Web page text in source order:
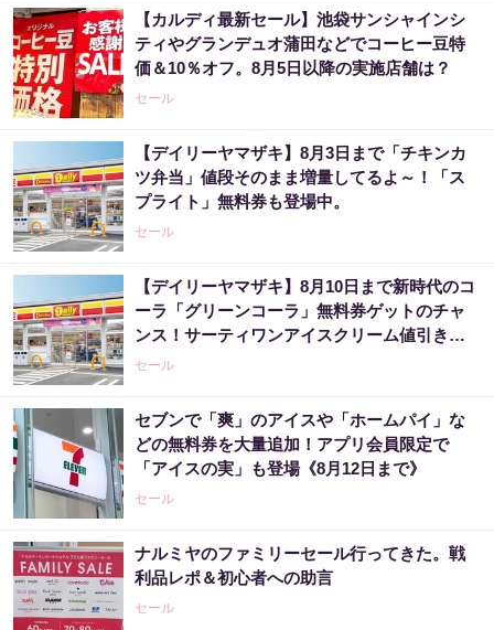
【カルディ最新セール】池袋サンシャインシ
ティやグランデュオ蒲田などでコーヒー豆特
価＆10％オフ。8月5日以降の実施店舗は？
セール
【デイリーヤマザキ】8月3日まで「チキンカ
ツ弁当」値段そのまま増量してるよ～！「ス
プライト」無料券も登場中。
セール
【デイリーヤマザキ】8月10日まで新時代のコ
ーラ「グリーンコーラ」無料券ゲットのチャ
ンス！サーティワンアイスクリーム値引きな
どお得企画も目白押し。
セール
セブンで「爽」のアイスや「ホームパイ」な
どの無料券を大量追加！アプリ会員限定で
「アイスの実」も登場《8月12日まで》
セール
ナルミヤのファミリーセール行ってきた。戦
利品レポ＆初心者への助言
セール